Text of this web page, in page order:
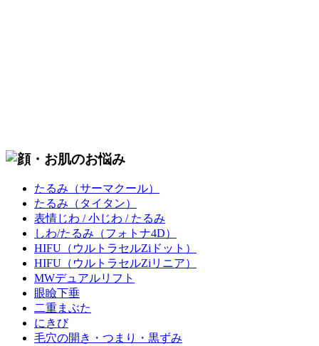
たるみ （サーマクール）
たるみ （タイタン）
表情じわ / 小じわ / たるみ
しわ/たるみ （フォトナ4D）
HIFU （ウルトラセルZiドット）
HIFU （ウルトラセルZiリニア）
MWデュアルリフト
眼瞼下垂
二重まぶた
にきび
毛穴の開き・つまり・黒ずみ